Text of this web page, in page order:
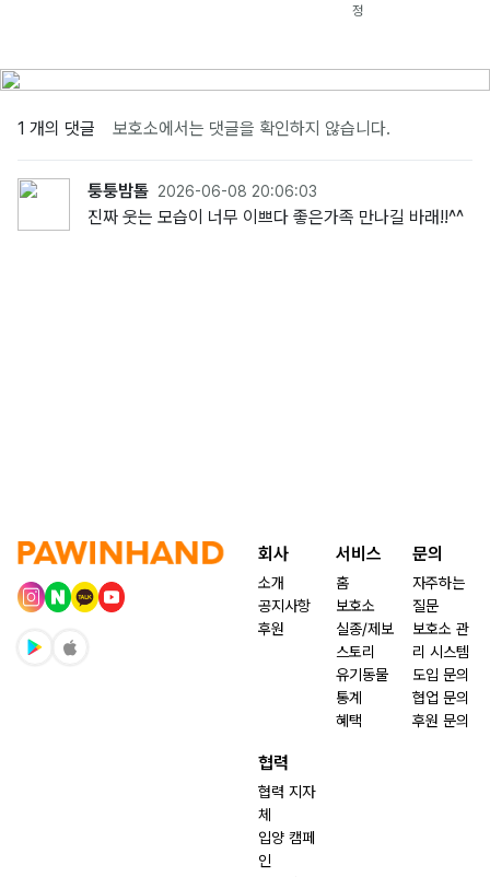
정
1 개의 댓글 보호소에서는 댓글을 확인하지 않습니다.
퉁퉁밤톨 2026-06-08 20:06:03
진짜 웃는 모습이 너무 이쁘다 좋은가족 만나길 바래!!^^
회사
소개
공지사항
후원
서비스
홈
보호소
실종/제보
스토리
유기동물
통계
혜택
문의
자주하는
질문
보호소 관
리 시스템
도입 문의
협업 문의
후원 문의
협력
협력 지자
체
입양 캠페
인